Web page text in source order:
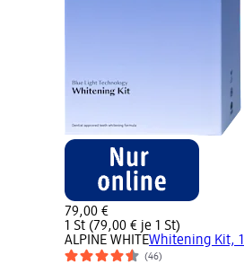
79,00 €
1 St (79,00 € je 1 St)
ALPINE WHITEWhitening Kit,
(46)